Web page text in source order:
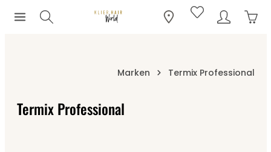
Zum Hauptinhalt springen
Marken Termix Professional
Termix Professional